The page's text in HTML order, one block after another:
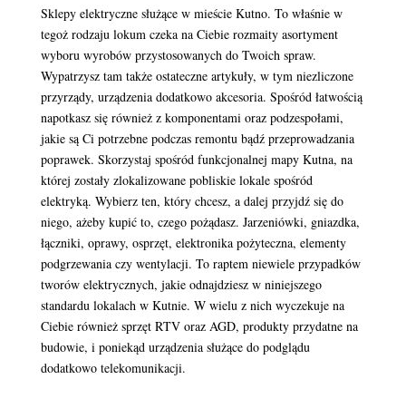
Sklepy elektryczne służące w mieście Kutno. To właśnie w
tegoż rodzaju lokum czeka na Ciebie rozmaity asortyment
wyboru wyrobów przystosowanych do Twoich spraw.
Wypatrzysz tam także ostateczne artykuły, w tym niezliczone
przyrządy, urządzenia dodatkowo akcesoria. Spośród łatwością
napotkasz się również z komponentami oraz podzespołami,
jakie są Ci potrzebne podczas remontu bądź przeprowadzania
poprawek. Skorzystaj spośród funkcjonalnej mapy Kutna, na
której zostały zlokalizowane pobliskie lokale spośród
elektryką. Wybierz ten, który chcesz, a dalej przyjdź się do
niego, ażeby kupić to, czego pożądasz. Jarzeniówki, gniazdka,
łączniki, oprawy, osprzęt, elektronika pożyteczna, elementy
podgrzewania czy wentylacji. To raptem niewiele przypadków
tworów elektrycznych, jakie odnajdziesz w niniejszego
standardu lokalach w Kutnie. W wielu z nich wyczekuje na
Ciebie również sprzęt RTV oraz AGD, produkty przydatne na
budowie, i poniekąd urządzenia służące do podglądu
dodatkowo telekomunikacji.